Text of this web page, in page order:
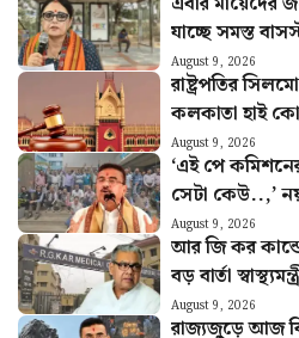
ফের লাফিয়ে বাড়তে শুরু
করেছে সোনার দাম! আজ ২২ ও
২৪ ক্যারেটের লেটেস্ট রেট জেনে
নিন
Breaking News
এবার মায়েদের
যাচ্ছে সমস্ত বাসস্টপ, যাত্রী
কী পরিবর্তন?
August 9, 2026
রাষ্ট্রপতির
কলকাতা হাই